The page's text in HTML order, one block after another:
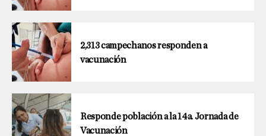
2,313 campechanos responden a
vacunación
Responde población a la 14a. Jornada de
Vacunación